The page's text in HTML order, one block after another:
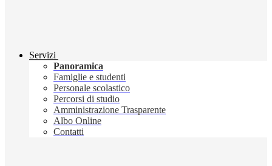
Servizi
Panoramica
Famiglie e studenti
Personale scolastico
Percorsi di studio
Amministrazione Trasparente
Albo Online
Contatti